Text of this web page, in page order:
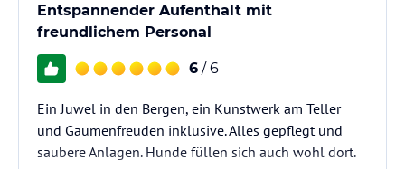
Entspannender Aufenthalt mit
freundlichem Personal
6 / 6
Ein Juwel in den Bergen, ein Kunstwerk am Teller
und Gaumenfreuden inklusive. Alles gepflegt und
saubere Anlagen. Hunde füllen sich auch wohl dort.